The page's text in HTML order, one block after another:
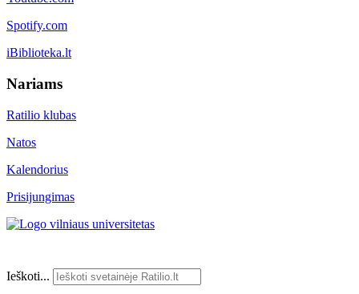
Spotify.com
iBiblioteka.lt
Nariams
Ratilio klubas
Natos
Kalendorius
Prisijungimas
Ieškoti...